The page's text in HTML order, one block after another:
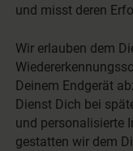
und misst deren
Wir erlauben dem
Deinem Endgerät
Dienst Dich bei
und personalisierte
gestatten wir dem